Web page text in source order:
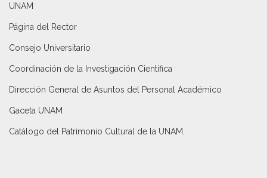
UNAM
Página del Rector
Consejo Universitario
Coordinación de la Investigación Científica
Dirección General de Asuntos del Personal Académico
Gaceta UNAM
Catálogo del Patrimonio Cultural de la UNAM.